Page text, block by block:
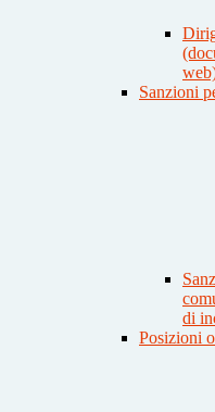
Sanzioni
di
Posizioni